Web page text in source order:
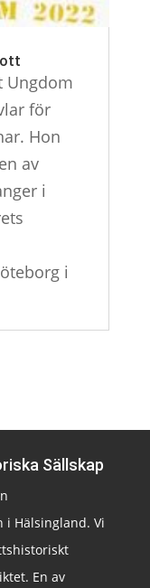
Ungdom
för
Hon
av
i
i
Sällskap
Hälsingland. Vi
En av